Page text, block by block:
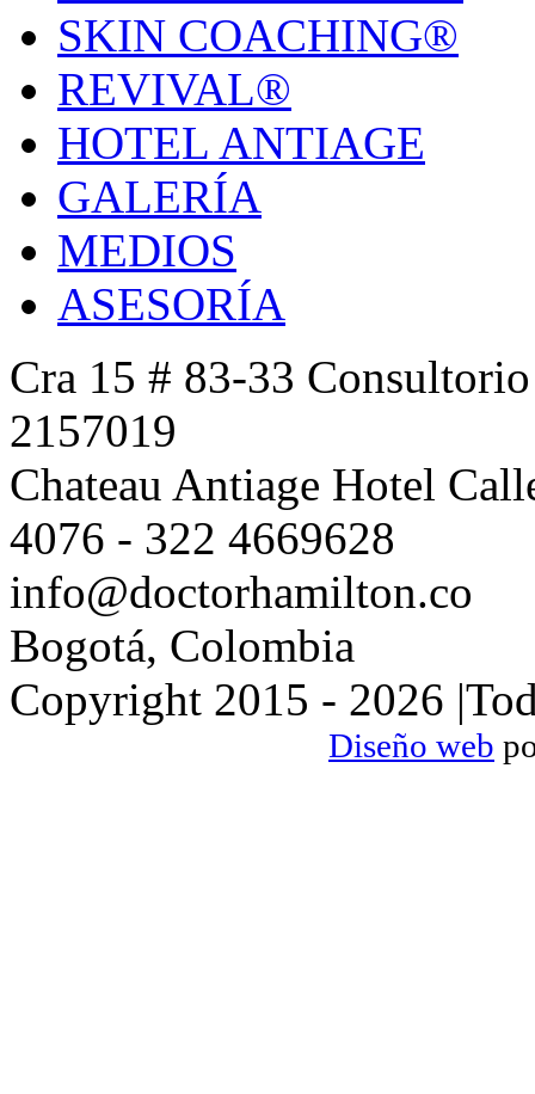
SKIN COACHING®
REVIVAL®
HOTEL ANTIAGE
GALERÍA
MEDIOS
ASESORÍA
Cra 15 # 83-33
2157019
Chateau Antiage Hotel
4076 - 322 4669628
info@doctorhamilton.co
Bogotá, Colombia
Copyright 2015 - 2026
Diseño web